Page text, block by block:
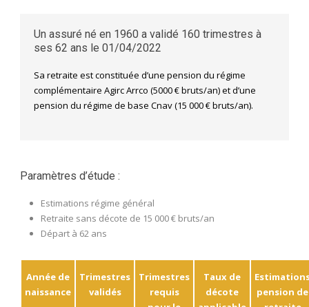
Un assuré né en 1960 a validé 160 trimestres à
ses 62 ans le 01/04/2022
Sa retraite est constituée d’une pension du régime
complémentaire Agirc Arrco (5000 € bruts/an) et d’une
pension du régime de base Cnav (15 000 € bruts/an).
Paramètres d’étude :
Estimations régime général
Retraite sans décote de 15 000 € bruts/an
Départ à 62 ans
Année de
naissance
Trimestres
validés
Trimestres
requis
Taux de
décote
pension de